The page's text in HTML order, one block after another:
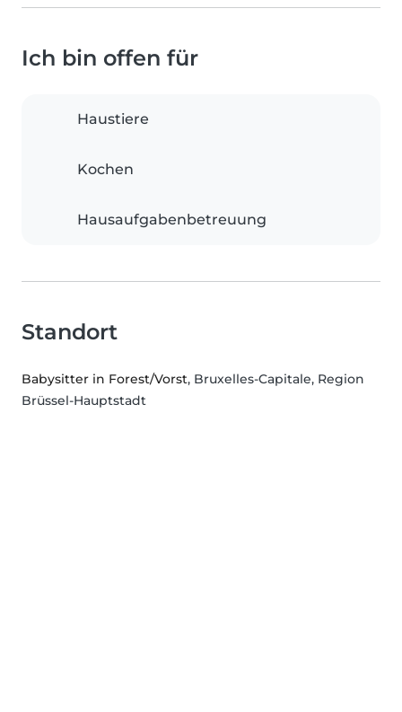
Ich bin offen für
Haustiere
Kochen
Hausaufgabenbetreuung
Standort
Babysitter in Forest/Vorst, Bruxelles-Capitale, Region
Brüssel-Hauptstadt